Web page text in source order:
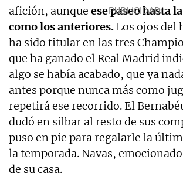
afición, aunque ese paseo hasta
como los anteriores. Los ojos del
ha sido titular en las tres
que ha ganado el Real Madrid
algo se había acabado, que ya
antes porque nunca más como
repetirá ese recorrido. El
dudó en silbar al resto de sus
puso en pie para regalarle la
la temporada. Navas,
de su casa.